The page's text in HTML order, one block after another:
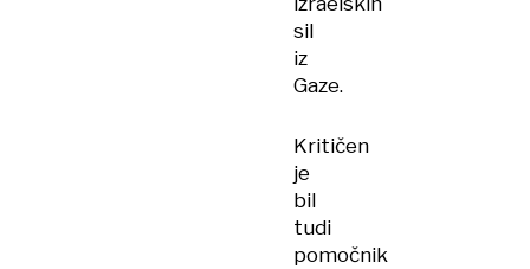
sil
iz
Gaze.
Kritičen
je
bil
tudi
pomočnik